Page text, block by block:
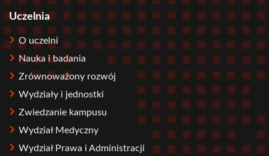
Uczelnia
O uczelni
Nauka i badania
Zrównoważony rozwój
Wydziały i jednostki
Zwiedzanie kampusu
Wydział Medyczny
Wydział Prawa i Administracji